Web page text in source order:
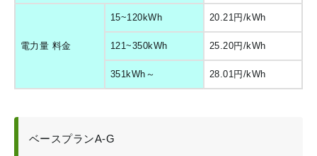
電力量 料金
15~120kWh 20.21円/kWh
121~350kWh 25.20円/kWh
351kWh～ 28.01円/kWh
ベースプランA-G